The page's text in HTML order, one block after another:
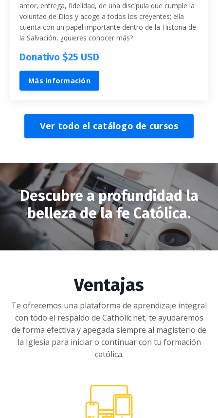
amor, entrega, fidelidad, de una discípula que cumple la
voluntad de Dios y acoge a todos los creyentes; ella
cuenta con un papel importante dentro de la Historia de
la Salvación, ¿quieres conocer más?
Donativo $25 USD
Más información
Ver todo el catálogo de cursos
Descubre a profundidad la
belleza de la fe Católica.
Ventajas
Te ofrecemos una plataforma de aprendizaje integral
con todo el respaldo de Catholic.net, te ayudaremos
de forma efectiva y apegada siempre al magisterio de
la Iglesia para iniciar o continuar con tu formación
católica.